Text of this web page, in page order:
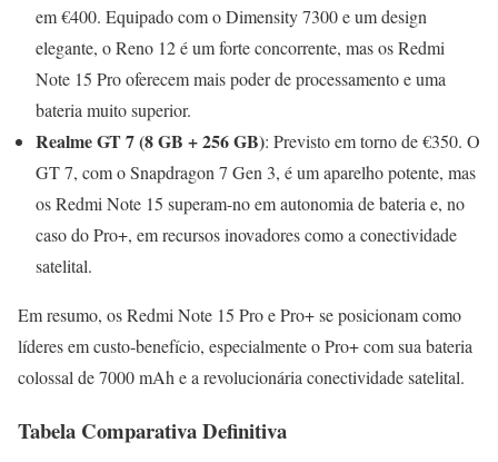
em €400. Equipado com o Dimensity 7300 e um design
elegante, o Reno 12 é um forte concorrente, mas os Redmi
Note 15 Pro oferecem mais poder de processamento e uma
bateria muito superior.
Realme GT 7 (8 GB + 256 GB): Previsto em torno de €350. O
GT 7, com o Snapdragon 7 Gen 3, é um aparelho potente, mas
os Redmi Note 15 superam-no em autonomia de bateria e, no
caso do Pro+, em recursos inovadores como a conectividade
satelital.
Em resumo, os Redmi Note 15 Pro e Pro+ se posicionam como
líderes em custo-benefício, especialmente o Pro+ com sua bateria
colossal de 7000 mAh e a revolucionária conectividade satelital.
Tabela Comparativa Definitiva